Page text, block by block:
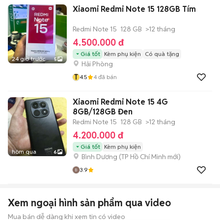
24 giờ trước 5
Xiaomi Redmi Note 15 128GB Tím
Redmi Note 15 128 GB >12 tháng
4.500.000 đ
Giá tốt Kèm phụ kiện Có quà tặng
Hải Phòng
T 4.5 4 đã bán
hôm qua 6
Xiaomi Redmi Note 15 4G
8GB/128GB Đen
Redmi Note 15 128 GB >12 tháng
4.200.000 đ
Giá tốt Kèm phụ kiện
Bình Dương (TP Hồ Chí Minh mới)
3.9
Xem ngoại hình sản phẩm qua video
Mua bán dễ dàng khi xem tin có video